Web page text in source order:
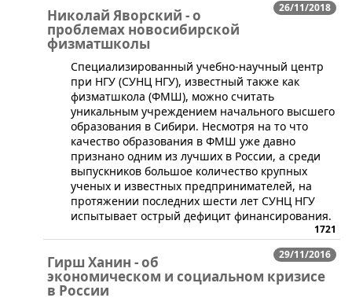
26/11/2018
Николай Яворский - о
проблемах новосибирской
физматшколы
​Специализированный учебно-научный центр
при НГУ (СУНЦ НГУ), известный также как
физматшкола (ФМШ), можно считать
уникальным учреждением начального высшего
образования в Сибири. Несмотря на то что
качество образования в ФМШ уже давно
признано одним из лучших в России, а среди
выпускников большое количество крупных
ученых и известных предпринимателей, на
протяжении последних шести лет СУНЦ НГУ
испытывает острый дефицит финансирования.
1721
29/11/2016
Гирш Ханин - об
экономическом и социальном кризисе
в России